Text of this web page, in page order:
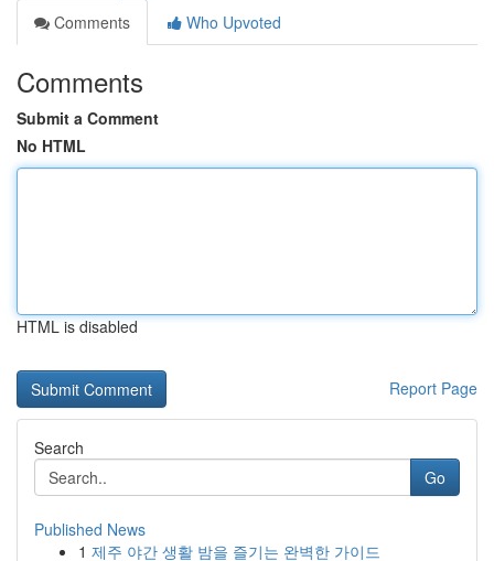
Comments
Who Upvoted
Comments
Submit a Comment
No HTML
HTML is disabled
Report Page
Search
Go
Published News
1 제주 야간 생활 밤을 즐기는 완벽한 가이드